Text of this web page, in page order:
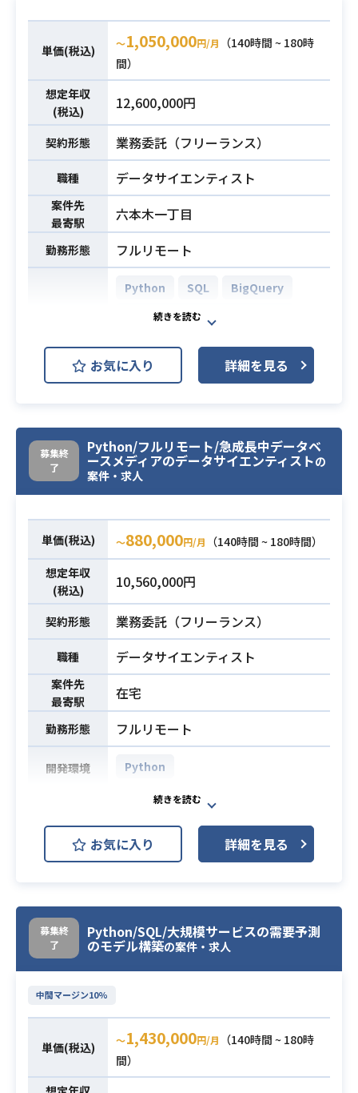
・Python/Pandas データ分析の経験
・データ分析の実務経験
単価(税込) 〜1,050,000円/月
（140時間 ~ 180時
間）
想定年収
(税込)
12,600,000円
契約形態 業務委託（フリーランス）
職種 データサイエンティスト
案件先
最寄駅
六本木一丁目
勤務形態 フルリモート
Python SQL
BigQuery
AWS (Amazon Web Services)
GCP (Google Cloud Platform)
業務内容
検索・レコメンドプロダクトの内容
現在不足しているデータや集計項目
を主体的に見つけていただき，主体
的に改善業務に取り組んでいただき
ます。
は他チームが専門で行っている関係
上、
このあたりの業務については依頼す
るだけになるケースが多くなる想定
です。
工程は上流工程が主にになる想定で
す。
施策のための準備や，施策実施後の
データ集計なので一般的な工程では
要件定義や保守運用あたりの工程に
なるかと思います。
必須スキル
・BigQuery を使ったデータ集計
・データ整備やデータマート設計
お気に入り 詳細を見る
募集終
了
Python/フルリモート/急成長中データベ
ースメディアのデータサイエンティストの
案件・求人
単価(税込) 〜880,000円/月
（140時間 ~ 180時間）
想定年収
(税込)
10,560,000円
契約形態 業務委託（フリーランス）
職種 データサイエンティスト
案件先
最寄駅
在宅
勤務形態 フルリモート
開発環境 Python
自社で開発をしている企業向けデー
タベースメディアを持つ企業での募
集です。
プロダクトの拡大に伴い、開発プロ
力の向上を目指し、データサイエン
ティストを募集します。
技術選定、アーキテクチャ設計、開
発プロセスの改善、開発組織の強化
す。
【具体的な業務】
お気に入り 詳細を見る
募集終
了
Python/SQL/大規模サービスの需要予測
のモデル構築の案件・求人
中間マージン10%
単価(税込) 〜1,430,000円/月
（140時間 ~ 180時
間）